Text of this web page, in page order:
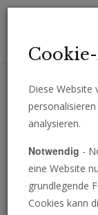
Erhalten Sie
Diese Website
analysieren.
Notwendig -
eine Website
grundlegende
Cookies kann